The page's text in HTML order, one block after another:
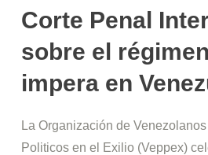
Corte Penal
sobre el
impera en
La Organización de
Politicos en el Exilio (Veppex)